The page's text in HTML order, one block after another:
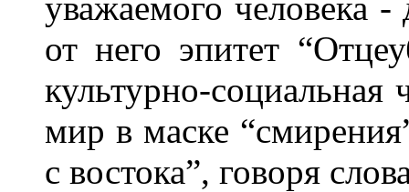
от него эпитет
культурно-
мир в маске
с востока”, говоря